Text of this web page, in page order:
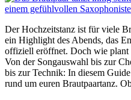
Der Hochzeitstanz ist für viele
ein Highlight des Abends, das
offiziell eröffnet. Doch wie plant
Von der Songauswahl bis zur
bis zur Technik: In diesem
rund um euren Brautpaartanz.